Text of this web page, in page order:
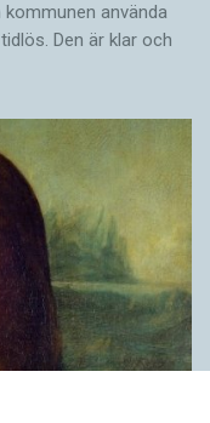
använda
Den är klar och